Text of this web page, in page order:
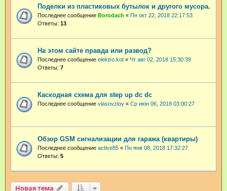
Поделки из пластиковых бутылок и другого мусора.
Последнее сообщение Borodach « Пн окт 22, 2018 22:17:53
Ответы: 13
На этом сайте правда или развод?
Последнее сообщение elektro.kot « Чт авг 02, 2018 15:30:39
Ответы: 7
Каскодная схема для step up dc dc
Последнее сообщение vlasovzloy « Ср июн 06, 2018 03:00:27
Обзор GSM сигнализации для гаража (квартиры)
Последнее сообщение active85 « Пн янв 08, 2018 17:32:27
Ответы: 5
Новая тема